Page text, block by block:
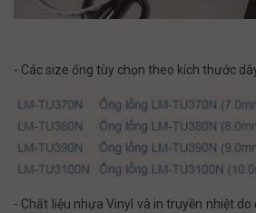
- Các size ống tùy chọn theo kích thước
- Chất liệu nhựa Vinyl và in truyền nhiệt